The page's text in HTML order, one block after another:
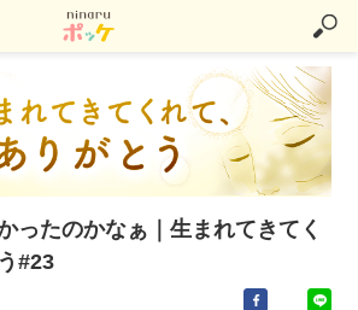
ったのかなぁ｜生まれてきてく
#23